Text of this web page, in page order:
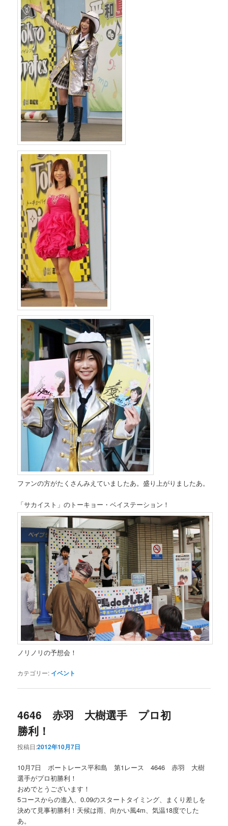
ファンの方がたくさんみえていましたあ。盛り上がりましたあ。
「サカイスト」のトーキョー・ベイステーション！
ノリノリの予想会！
カテゴリー: イベント
4646 赤羽 大樹選手 プロ初
勝利！
投稿日:2012年10月7日
10月7日 ボートレース平和島 第1レース 4646 赤羽 大樹
選手がプロ初勝利！
おめでとうございます！
5コースからの進入、0.09のスタートタイミング、まくり差しを
決めて見事初勝利！天候は雨、向かい風4m、気温18度でした
あ。